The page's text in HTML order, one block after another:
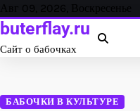
Перейти
к
Авг 09, 2026, Воскресенье
buterflay.ru
Сайт о бабочках
БАБОЧКИ В КУЛЬТУРЕ